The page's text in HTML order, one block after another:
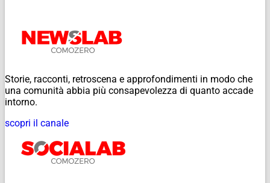
Storie, racconti, retroscena e approfondimenti in modo che
una comunità abbia più consapevolezza di quanto accade
intorno.
scopri il canale